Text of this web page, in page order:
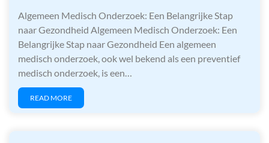
Algemeen Medisch Onderzoek: Een Belangrijke Stap
naar Gezondheid Algemeen Medisch Onderzoek: Een
Belangrijke Stap naar Gezondheid Een algemeen
medisch onderzoek, ook wel bekend als een preventief
medisch onderzoek, is een…
READ MORE